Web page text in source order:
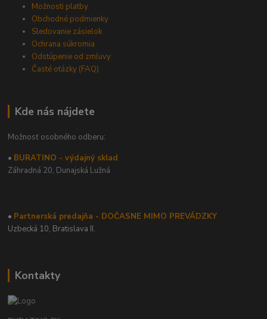
Možnosti platby
Obchodné podmienky
Sledovanie zásielok
Ochrana súkromia
Odstúpenie od zmluvy
Časté otázky (FAQ)
Kde nás nájdete
Možnosť osobného odberu:
• BURATINO - výdajný sklad
Záhradná 20, Dunajská Lužná
• Partnerská predajňa - DOČASNE MIMO PREVÁDZKY
Uzbecká 10, Bratislava II.
Kontakty